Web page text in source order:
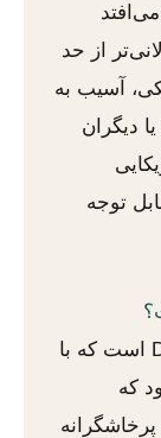
از حد
آسیب به
دیگران
آمریکایی
توجه
اختلال انفجاری متناوب تشخیص DSM-5 است که با
که